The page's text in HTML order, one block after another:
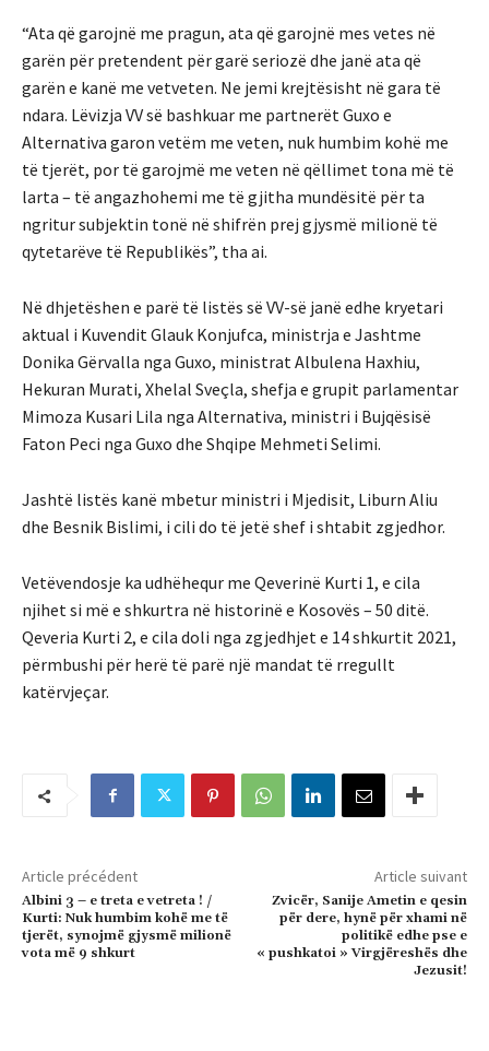
“Ata që garojnë me pragun, ata që garojnë mes vetes në
garën për pretendent për garë seriozë dhe janë ata që
garën e kanë me vetveten. Ne jemi krejtësisht në gara të
ndara. Lëvizja VV së bashkuar me partnerët Guxo e
Alternativa garon vetëm me veten, nuk humbim kohë me
të tjerët, por të garojmë me veten në qëllimet tona më të
larta – të angazhohemi me të gjitha mundësitë për ta
ngritur subjektin tonë në shifrën prej gjysmë milionë të
qytetarëve të Republikës”, tha ai.
Në dhjetëshen e parë të listës së VV-së janë edhe kryetari
aktual i Kuvendit Glauk Konjufca, ministrja e Jashtme
Donika Gërvalla nga Guxo, ministrat Albulena Haxhiu,
Hekuran Murati, Xhelal Sveçla, shefja e grupit parlamentar
Mimoza Kusari Lila nga Alternativa, ministri i Bujqësisë
Faton Peci nga Guxo dhe Shqipe Mehmeti Selimi.
Jashtë listës kanë mbetur ministri i Mjedisit, Liburn Aliu
dhe Besnik Bislimi, i cili do të jetë shef i shtabit zgjedhor.
Vetëvendosje ka udhëhequr me Qeverinë Kurti 1, e cila
njihet si më e shkurtra në historinë e Kosovës – 50 ditë.
Qeveria Kurti 2, e cila doli nga zgjedhjet e 14 shkurtit 2021,
përmbushi për herë të parë një mandat të rregullt
katërvjeçar.
Article précédent
Albini 3 – e treta e vetreta ! /
Kurti: Nuk humbim kohë me të
tjerët, synojmë gjysmë milionë
vota më 9 shkurt
Article suivant
Zvicër, Sanije Ametin e qesin
për dere, hynë për xhami në
politikë edhe pse e
« pushkatoi » Virgjëreshës dhe
Jezusit!